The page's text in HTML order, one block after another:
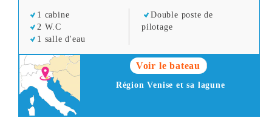
1 cabine
2 W.C
1 salle d'eau
Double poste de
pilotage
Voir le bateau
Région Venise et sa lagune